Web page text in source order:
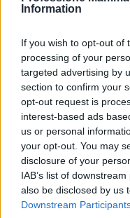
Information
If you wish to opt-out of
processing of your
targeted advertising by
section to confirm your
opt-out request is
interest-based ads
us or personal
your opt-out. You may
disclosure of your
IAB’s list of
also be disclosed by us
Downstream
MATERNITÀ E